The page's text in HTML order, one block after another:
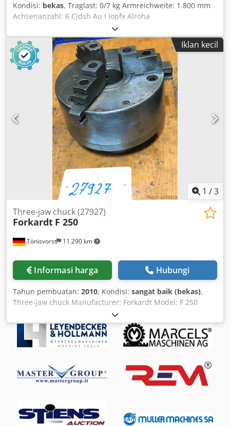
Kondisi: bekas, Traglast: 0/7 kg Armreichweite: 1.800 mm
Achsenanzahl: 6 Cjdsh Au I Iopfx Alroha
Wiederholgenauigkeit: 0,03 mm Robotgewicht: 380 kg
Montage: Boden
Iklan kecil
1 /3
Tönisvorst 11.290 km
Three-jaw chuck (27927)
Forkardt F 250
Informasi harga Hubungi
Tahun pembuatan: 2010, Kondisi: sangat baik (bekas),
Three-jaw chuck Manufacturer: Forkardt Model: F 250
Chjdpfx Aefb T Dbolrja Thread mount: 105 x 6 mm Cylinder
diameter: 105 mm Outer diameter: 250 mm Inner
diameter: 63 mm Chuck height with flange: 180 mm Age
estimated